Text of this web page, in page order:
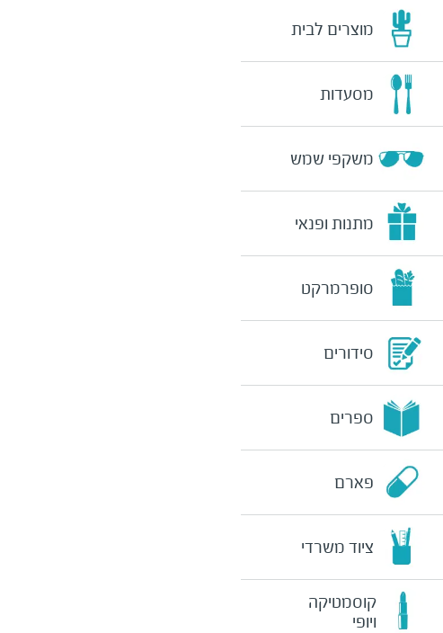
מוצרים לבית
מסעדות
משקפי שמש
מתנות ופנאי
סופרמרקט
סידורים
ספרים
פארם
ציוד משרדי
קוסמטיקה
ויופי